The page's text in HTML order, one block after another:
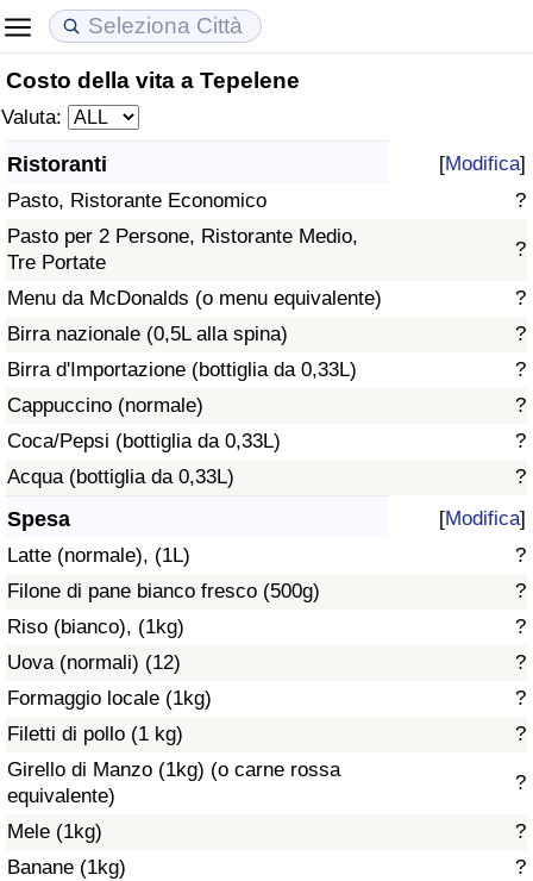
Costo della vita a Tepelene
Valuta:
Ristoranti [Modifica]
Pasto, Ristorante Economico
?
Pasto per 2 Persone, Ristorante Medio,
Tre Portate
?
Menu da McDonalds (o menu equivalente)
?
Birra nazionale (0,5L alla spina)
?
Birra d'Importazione (bottiglia da 0,33L)
?
Cappuccino (normale)
?
Coca/Pepsi (bottiglia da 0,33L)
?
Acqua (bottiglia da 0,33L)
?
Spesa [Modifica]
Latte (normale), (1L)
?
Filone di pane bianco fresco (500g)
?
Riso (bianco), (1kg)
?
Uova (normali) (12)
?
Formaggio locale (1kg)
?
Filetti di pollo (1 kg)
?
Girello di Manzo (1kg) (o carne rossa
equivalente)
?
Mele (1kg)
?
Banane (1kg)
?
Costo della vita
Indice Del Costo Della Vita (corrente)
Indice Del Costo Della Vita
Indice del Costo della Vita per Nazione
ad Aqaba
Prezzi degli immobili
Indice del Prezzo delle Case (Corrente)
Indice del Prezzo delle Case
Indice del Prezzo delle Case per Nazione
Qualità della Vita
Indice della Qualità della Vita
Indice della Qualità della Vita (Corrente)
Indice della qualità della vita per Paese
Criminalità
Indice del Tasso di Criminalità (Corrente)
Indice della Criminalità
Indice di criminalità per paese
Indice dell’Assistenza Sanitaria (Corrente)
Indice dell’Assistenza Sanitaria
Indice dell’Assistenza Sanitaria per
Nazione
Inquinamento